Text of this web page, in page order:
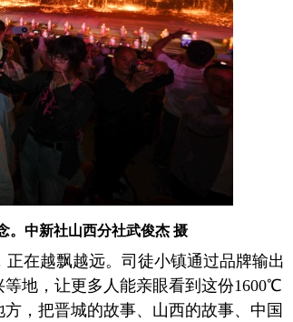
。中新社山西分社武俊杰 摄
在越飘越远。司徒小镇通过品牌输出
地，让更多人能亲眼看到这份1600℃
，把晋城的故事、山西的故事、中国